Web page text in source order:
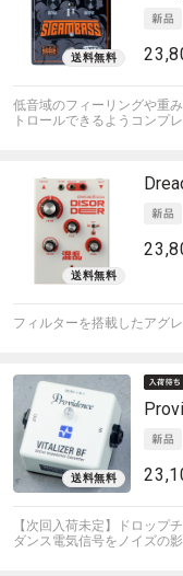
低音域のフィーリングや重
トロールできるようコンプレ
フィルターを搭載したアグ
【次回入荷未定】ドロップ
ダンス電気信号をノイズの